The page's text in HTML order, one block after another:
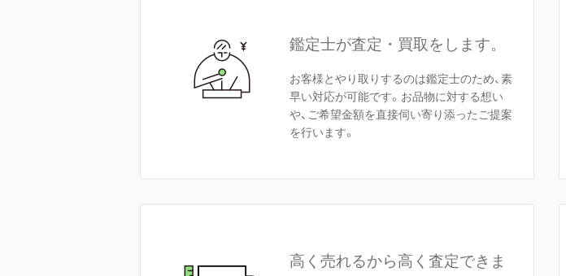
鑑定士が査定・買取をします。
お客様とやり取りするのは鑑定士のため、素
早い対応が可能です。お品物に対する想い
や、ご希望金額を直接伺い寄り添ったご提案
を行います。
高く売れるから高く査定できま